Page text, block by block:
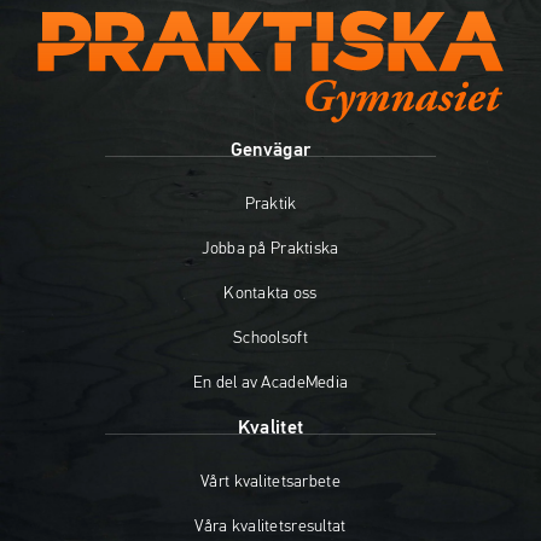
Genvägar
Praktik
Jobba på Praktiska
Kontakta oss
Schoolsoft
En del av AcadeMedia
Kvalitet
Vårt kvalitetsarbete
Våra kvalitetsresultat